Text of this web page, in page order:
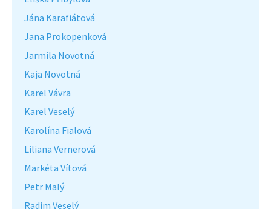
Jána Karafiátová
Jana Prokopenková
Jarmila Novotná
Kaja Novotná
Karel Vávra
Karel Veselý
Karolína Fialová
Liliana Vernerová
Markéta Vítová
Petr Malý
Radim Veselý